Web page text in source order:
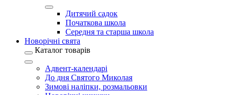
Дитячий садок
Початкова школа
Середня та старша школа
Новорічні свята
Каталог товарів
Адвент-календарі
До дня Святого Миколая
Зимові наліпки, розмальовки